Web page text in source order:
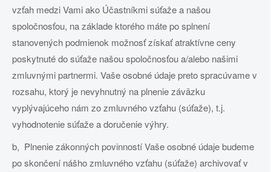
vzťah medzi Vami ako Účastníkmi súťaže a našou
spoločnosťou, na základe ktorého máte po splnení
stanovených podmienok možnosť získať atraktívne ceny
poskytnuté do súťaže našou spoločnosťou a/alebo našimi
zmluvnými partnermi. Vaše osobné údaje preto spracúvame v
rozsahu, ktorý je nevyhnutný na plnenie záväzku
vyplývajúceho nám zo zmluvného vzťahu (súťaže), t.j.
vyhodnotenie súťaže a doručenie výhry.
b, Plnenie zákonných povinností Vaše osobné údaje budeme
po skončení nášho zmluvného vzťahu (súťaže) archivovať v